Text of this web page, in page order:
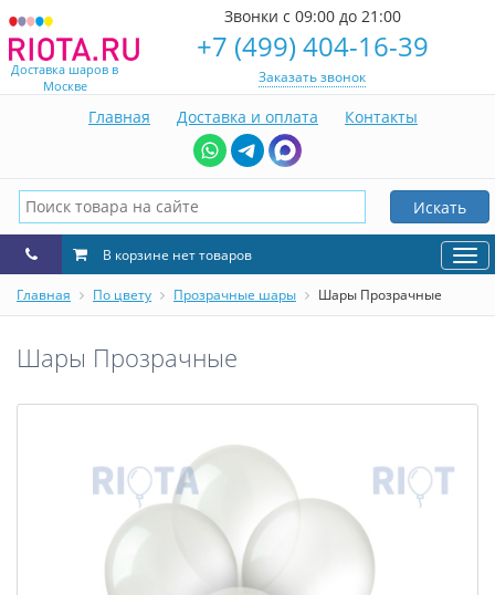
Доставка шаров в
Москве
Звонки с 09:00 до 21:00
+7 (499) 404-16-39
Заказать звонок
Главная Доставка и оплата Контакты
Искать
В корзине нет товаров
Главная По цвету Прозрачные шары Шары Прозрачные
Шары Прозрачные